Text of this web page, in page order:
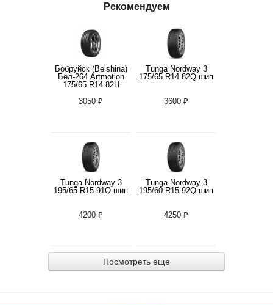
Рекомендуем
Бобруйск (Belshina)
Бел-264 Artmotion
175/65 R14 82H
3050 ₽
Tunga Nordway 3
175/65 R14 82Q шип
3600 ₽
Tunga Nordway 3
195/65 R15 91Q шип
4200 ₽
Tunga Nordway 3
195/60 R15 92Q шип
4250 ₽
Посмотреть еще